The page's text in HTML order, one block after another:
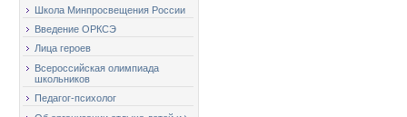
Школа Минпросвещения России
Введение ОРКСЭ
Лица героев
Всероссийская олимпиада
школьников
Педагог-психолог